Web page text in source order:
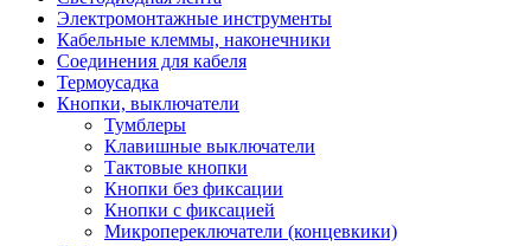
Электромонтажные инструменты
Кабельные клеммы, наконечники
Соединения для кабеля
Термоусадка
Кнопки, выключатели
Тумблеры
Клавишные выключатели
Тактовые кнопки
Кнопки без фиксации
Кнопки с фиксацией
Микропереключатели (концевкики)